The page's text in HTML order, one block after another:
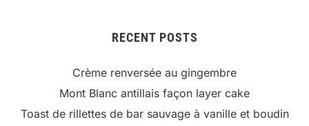
RECENT POSTS
Crème renversée au gingembre
Mont Blanc antillais façon layer cake
Toast de rillettes de bar sauvage à vanille et boudin